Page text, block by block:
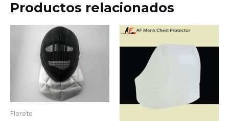
Productos relacionados
Florete